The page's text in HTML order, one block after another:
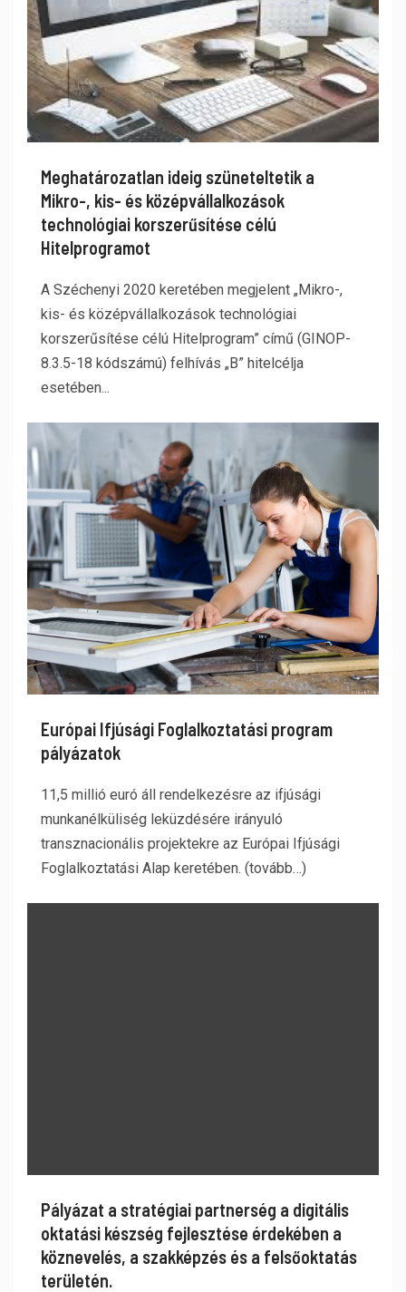
Meghatározatlan ideig szüneteltetik a
Mikro-, kis- és középvállalkozások
technológiai korszerűsítése célú
Hitelprogramot
A Széchenyi 2020 keretében megjelent „Mikro-,
kis- és középvállalkozások technológiai
korszerűsítése célú Hitelprogram” című (GINOP-
8.3.5-18 kódszámú) felhívás „B” hitelcélja
esetében...
Európai Ifjúsági Foglalkoztatási program
pályázatok
11,5 millió euró áll rendelkezésre az ifjúsági
munkanélküliség leküzdésére irányuló
transznacionális projektekre az Európai Ifjúsági
Foglalkoztatási Alap keretében. (tovább…)
Pályázat a stratégiai partnerség a digitális
oktatási készség fejlesztése érdekében a
köznevelés, a szakképzés és a felsőoktatás
területén.